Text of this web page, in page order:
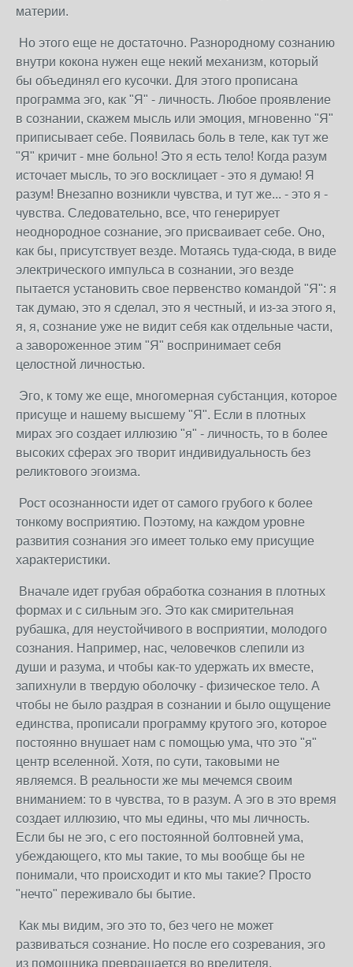
материи.
Но этого еще не достаточно. Разнородному сознанию
внутри кокона нужен еще некий механизм, который
бы объединял его кусочки. Для этого прописана
программа эго, как "Я" - личность. Любое проявление
в сознании, скажем мысль или эмоция, мгновенно "Я"
приписывает себе. Появилась боль в теле, как тут же
"Я" кричит - мне больно! Это я есть тело! Когда разум
источает мысль, то эго восклицает - это я думаю! Я
разум! Внезапно возникли чувства, и тут же... - это я -
чувства. Следовательно, все, что генерирует
неоднородное сознание, эго присваивает себе. Оно,
как бы, присутствует везде. Мотаясь туда-сюда, в виде
электрического импульса в сознании, эго везде
пытается установить свое первенство командой "Я": я
так думаю, это я сделал, это я честный, и из-за этого я,
я, я, сознание уже не видит себя как отдельные части,
а завороженное этим "Я" воспринимает себя
целостной личностью.
Эго, к тому же еще, многомерная субстанция, которое
присуще и нашему высшему "Я". Если в плотных
мирах эго создает иллюзию "я" - личность, то в более
высоких сферах эго творит индивидуальность без
реликтового эгоизма.
Рост осознанности идет от самого грубого к более
тонкому восприятию. Поэтому, на каждом уровне
развития сознания эго имеет только ему присущие
характеристики.
Вначале идет грубая обработка сознания в плотных
формах и с сильным эго. Это как смирительная
рубашка, для неустойчивого в восприятии, молодого
сознания. Например, нас, человечков слепили из
души и разума, и чтобы как-то удержать их вместе,
запихнули в твердую оболочку - физическое тело. А
чтобы не было раздрая в сознании и было ощущение
единства, прописали программу крутого эго, которое
постоянно внушает нам с помощью ума, что это "я"
центр вселенной. Хотя, по сути, таковыми не
являемся. В реальности же мы мечемся своим
вниманием: то в чувства, то в разум. А эго в это время
создает иллюзию, что мы едины, что мы личность.
Если бы не эго, с его постоянной болтовней ума,
убеждающего, кто мы такие, то мы вообще бы не
понимали, что происходит и кто мы такие? Просто
"нечто" переживало бы бытие.
Как мы видим, эго это то, без чего не может
развиваться сознание. Но после его созревания, эго
из помощника превращается во вредителя,